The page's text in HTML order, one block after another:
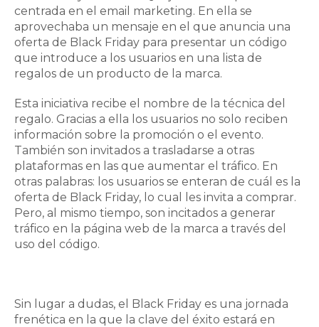
centrada en el email marketing. En ella se
aprovechaba un mensaje en el que anuncia una
oferta de Black Friday para presentar un código
que introduce a los usuarios en una lista de
regalos de un producto de la marca.
Esta iniciativa recibe el nombre de la técnica del
regalo. Gracias a ella los usuarios no solo reciben
información sobre la promoción o el evento.
También son invitados a trasladarse a otras
plataformas en las que aumentar el tráfico. En
otras palabras: los usuarios se enteran de cuál es la
oferta de Black Friday, lo cual les invita a comprar.
Pero, al mismo tiempo, son incitados a generar
tráfico en la página web de la marca a través del
uso del código.
Sin lugar a dudas, el Black Friday es una jornada
frenética en la que la clave del éxito estará en